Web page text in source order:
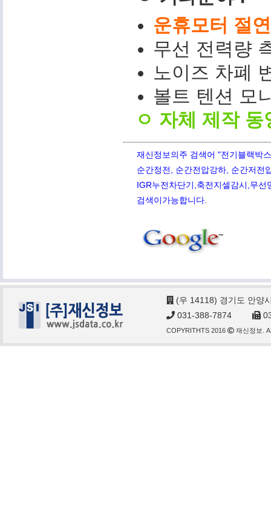
운휴모터 절
무선 전력량
노이즈 차폐
볼트 텐션 모
ㅇ 자체 제작
재신정보의주 검색어 "전기블랙박
순간정전, 순간전압강하, 순간저전
IGR누전차단기,축전지셀감시,무
검색이가능합니다.
(우 14118) 경기도 안양
031-388-7874
COPYRITHTS 2016 재신정보.